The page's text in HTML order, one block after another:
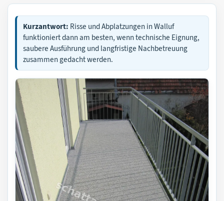
Kurzantwort: Risse und Abplatzungen in Walluf
funktioniert dann am besten, wenn technische Eignung,
saubere Ausführung und langfristige Nachbetreuung
zusammen gedacht werden.